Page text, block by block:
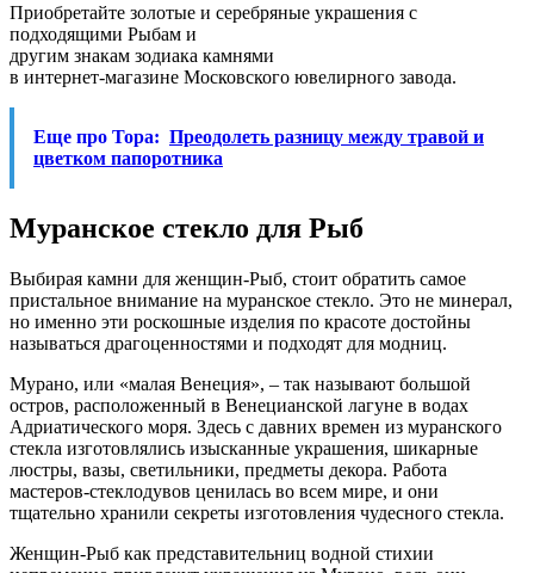
Приобретайте золотые и серебряные украшения с
подходящими Рыбам и
другим знакам зодиака камнями
в интернет-магазине Московского ювелирного завода.
Еще про Тора: Преодолеть разницу между травой и
цветком папоротника
Муранское стекло для Рыб
Выбирая камни для женщин-Рыб, стоит обратить самое
пристальное внимание на муранское стекло. Это не минерал,
но именно эти роскошные изделия по красоте достойны
называться драгоценностями и подходят для модниц.
Мурано, или «малая Венеция», – так называют большой
остров, расположенный в Венецианской лагуне в водах
Адриатического моря. Здесь с давних времен из муранского
стекла изготовлялись изысканные украшения, шикарные
люстры, вазы, светильники, предметы декора. Работа
мастеров-стеклодувов ценилась во всем мире, и они
тщательно хранили секреты изготовления чудесного стекла.
Женщин-Рыб как представительниц водной стихии